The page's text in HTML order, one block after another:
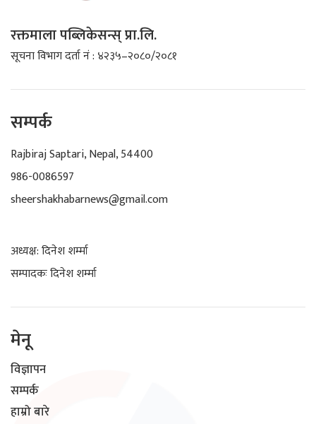
रक्तमाला पब्लिकेसन्स् प्रा.लि.
सूचना विभाग दर्ता नं : ४२३५–२०८०/२०८१
सम्पर्क
Rajbiraj Saptari, Nepal, 54400
986-0086597
sheershakhabarnews@gmail.com
अध्यक्ष: दिनेश शर्म्मा
सम्पादकः दिनेश शर्म्मा
मेनू
विज्ञापन
सम्पर्क
हाम्रो बारे